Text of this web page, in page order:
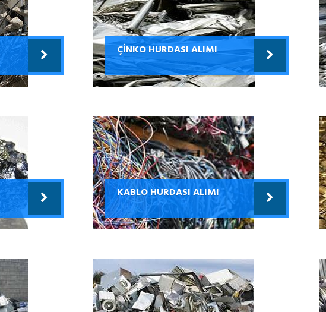
ÇINKO HURDASI ALIMI
KABLO HURDASI ALIMI